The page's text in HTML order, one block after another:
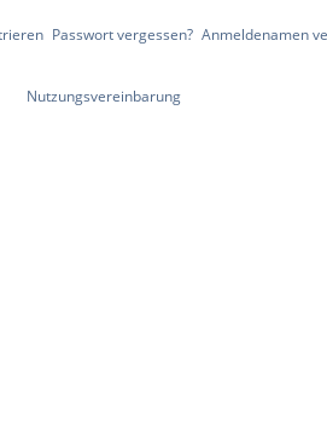
Passwort vergessen? Anmeldenamen
Nutzungsvereinbarung